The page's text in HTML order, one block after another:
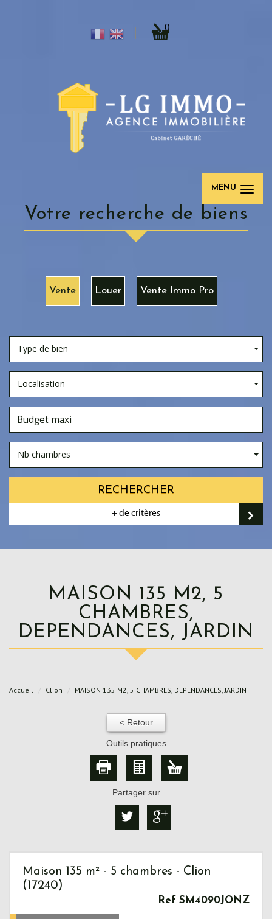
0
MENU
votre recherche de biens
Vente Louer Vente Immo Pro
Type de bien
Localisation
Nb chambres
RECHERCHER
+ de critères
MAISON 135 M2, 5
CHAMBRES,
DEPENDANCES, JARDIN
Accueil Clion MAISON 135 M2, 5 CHAMBRES, DEPENDANCES, JARDIN
< Retour
Outils pratiques
Partager sur
Maison 135 m² - 5 chambres - Clion
(17240)
Ref SM4090JONZ